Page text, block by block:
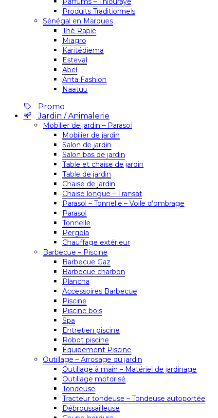
Produits Traditionnels
Sénégal en Marques
Thé Rapie
Miagro
Karitédiema
Esteval
Abel
Anta Fashion
Naatuu
Promo
Jardin / Animalerie
Mobilier de jardin – Parasol
Mobilier de jardin
Salon de jardin
Salon bas de jardin
Table et chaise de jardin
Table de jardin
Chaise de jardin
Chaise longue – Transat
Parasol – Tonnelle – Voile d’ombrage
Parasol
Tonnelle
Pergola
Chauffage extérieur
Barbecue – Piscine
Barbecue Gaz
Barbecue charbon
Plancha
Accessoires Barbecue
Piscine
Piscine bois
Spa
Entretien piscine
Robot piscine
Équipement Piscine
Outillage – Arrosage du jardin
Outillage à main – Matériel de jardinage
Outillage motorisé
Tondeuse
Tracteur tondeuse – Tondeuse autoportée
Débroussailleuse